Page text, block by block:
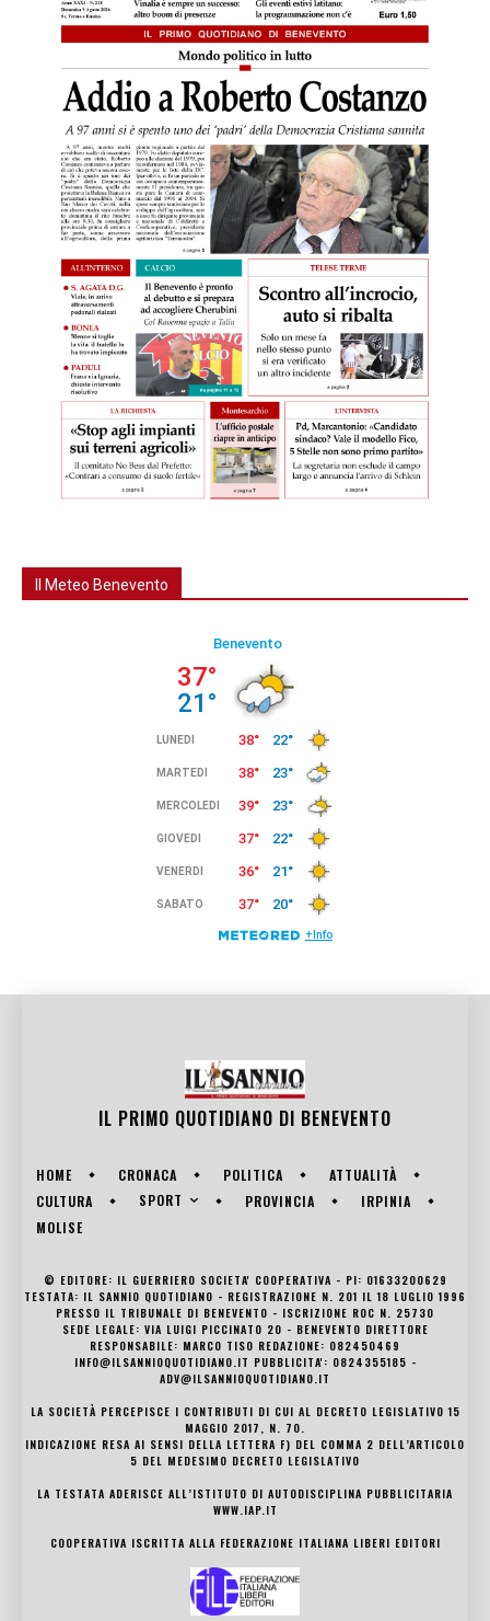
Il Meteo Benevento
IL PRIMO QUOTIDIANO DI BENEVENTO
HOME CRONACA POLITICA
ATTUALITÀ
CULTURA
SPORT PROVINCIA
IRPINIA
MOLISE
© EDITORE: IL GUERRIERO SOCIETA' COOPERATIVA - PI: 01633200629
TESTATA: IL SANNIO QUOTIDIANO - REGISTRAZIONE N. 201 IL 18 LUGLIO 1996
PRESSO IL TRIBUNALE DI BENEVENTO - ISCRIZIONE ROC N. 25730
SEDE LEGALE: VIA LUIGI PICCINATO 20 - BENEVENTO DIRETTORE
RESPONSABILE: MARCO TISO REDAZIONE: 082450469
INFO@ILSANNIOQUOTIDIANO.IT PUBBLICITA': 0824355185 -
ADV@ILSANNIOQUOTIDIANO.IT
LA SOCIETÀ PERCEPISCE I CONTRIBUTI DI CUI AL DECRETO LEGISLATIVO 15
MAGGIO 2017, N. 70.
INDICAZIONE RESA AI SENSI DELLA LETTERA F) DEL COMMA 2 DELL’ARTICOLO
5 DEL MEDESIMO DECRETO LEGISLATIVO
LA TESTATA ADERISCE ALL’ISTITUTO DI AUTODISCIPLINA PUBBLICITARIA
WWW.IAP.IT
COOPERATIVA ISCRITTA ALLA FEDERAZIONE ITALIANA LIBERI EDITORI